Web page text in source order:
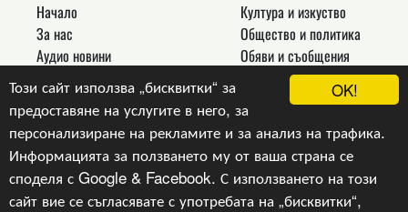
OK!
Този сайт използва „бисквитки“ за
предоставяне на услугите в него, за
персонализиране на рекламите и за анализ на трафика.
Информацията за ползването му от ваша страна се
споделя с Google & Facebook. С използването на този
сайт вие се съгласявате с употребата на „бисквитки“,
Начало
За нас
Аудио новини
Реклама
Връзки
Контакти
Култура и изкуство
Общество и политика
Обяви и съобщения
Новини
Други
Copyright © 2024, v.1.0,Радио Русе, Уеб Дизайн и